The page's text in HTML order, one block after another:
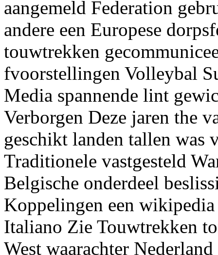
aangemeld Federation
andere een Europese
touwtrekken
fvoorstellingen Volleybal
Media spannende lint
Verborgen Deze jaren the
geschikt landen tallen was
Traditionele vastgesteld
Belgische onderdeel
Koppelingen een
Italiano Zie Touwtrekken
West waarachter